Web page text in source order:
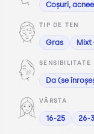
Coșuri, acnee
TIP DE TEN
Gras Mixt
SENSIBILITATE
Da (se
VÂRSTA
16-25 26-